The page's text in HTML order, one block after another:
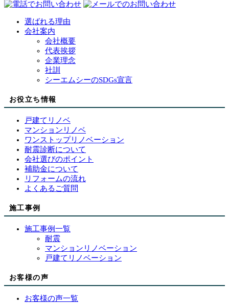
選ばれる理由
会社案内
会社概要
代表挨拶
企業理念
社訓
シーエムシーのSDGs宣言
お役立ち情報
戸建てリノベ
マンションリノベ
ワンストップリノベーション
耐震診断について
会社選びのポイント
補助金について
リフォームの流れ
よくあるご質問
施工事例
施工事例一覧
耐震
マンションリノベーション
戸建てリノベーション
お客様の声
お客様の声一覧